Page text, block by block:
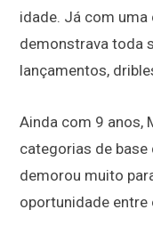
idade. Já com
demonstrava toda
lançamentos,
Ainda com 9 anos,
categorias de
demorou muito
oportunidade